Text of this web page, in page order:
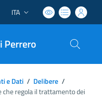
Lingua attiva:
ITA
Perrero
e Dati / Delibere /
che regola il trattamento dei